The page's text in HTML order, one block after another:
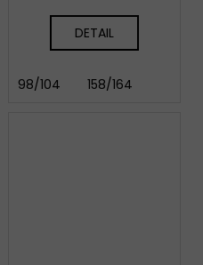
122/128 134/140
DETAIL
98/104 158/164